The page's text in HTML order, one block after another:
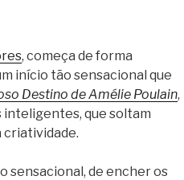
, começa de forma
início tão sensacional que
Destino de Amélie Poulain,
inteligentes, que soltam
criatividade.
sensacional, de encher os